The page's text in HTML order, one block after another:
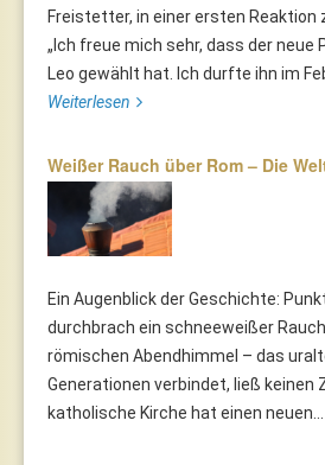
Freistetter, in einer ersten Reaktion
„Ich freue mich sehr, dass der neue
Leo gewählt hat. Ich durfte ihn im
Weiterlesen
Weißer Rauch über Rom – Die
Ein Augenblick der Geschichte:
durchbrach ein schneeweißer
römischen Abendhimmel – das
Generationen verbindet, ließ keinen
katholische Kirche hat einen neuen...